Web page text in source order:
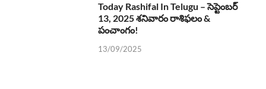
Today Rashifal In Telugu – సెప్టెంబర్
13, 2025 శనివారం రాశిఫలం &
పంచాంగం!
13/09/2025